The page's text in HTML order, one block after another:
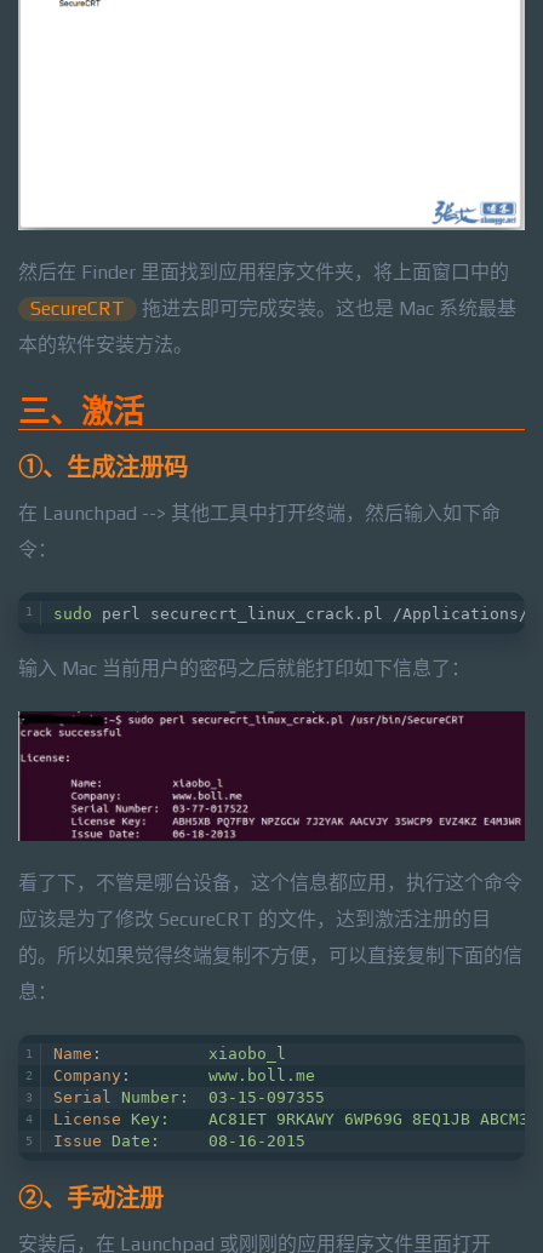
然后在 Finder 里面找到应用程序文件夹，将上面窗口中的
SecureCRT
拖进去即可完成安装。这也是 Mac 系统最基
本的软件安装方法。
三、激活
①、生成注册码
在 Launchpad --> 其他工具中打开终端，然后输入如下命
令：
sudo perl securecrt_linux_crack.pl /Applications/
输入 Mac 当前用户的密码之后就能打印如下信息了：
看了下，不管是哪台设备，这个信息都应用，执行这个命令
应该是为了修改 SecureCRT 的文件，达到激活注册的目
的。所以如果觉得终端复制不方便，可以直接复制下面的信
息：
Name
xiaobo_l
Company
www.boll.me
Serial
Number:	03-15-097355
License
Key:	AC81ET 9RKAWY 6WP69G 8EQ1JB
Issue
Date:	08-16-2015
②、手动注册
安装后，在 Launchpad 或刚刚的应用程序文件里面打开